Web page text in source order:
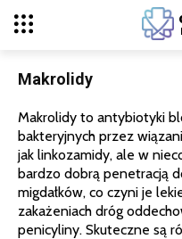
Makrolidy
Makrolidy to antybiotyki
bakteryjnych przez
jak linkozamidy, ale w
bardzo dobrą penetracją
migdałków, co czyni je
zakażeniach dróg
penicyliny. Skuteczne są